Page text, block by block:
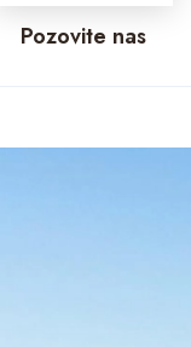
Pozovite nas